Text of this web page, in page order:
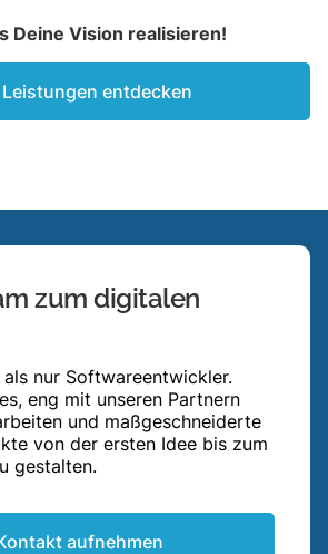
Deine Vision realisieren!
Leistungen entdecken
zum digitalen
nur Softwareentwickler.
eng mit unseren Partnern
und maßgeschneiderte
von der ersten Idee bis zum
gestalten.
aufnehmen